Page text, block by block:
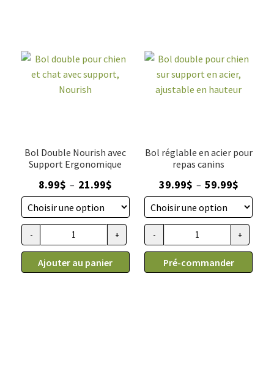
Bol Double Nourish avec
Support Ergonomique
8.99$ – 21.99$
de
prix :
8.99$
à
21.99$
quantité
de
Bol
- +
Ajouter au panier
Bol réglable en acier pour
repas canins
39.99$ – 59.99$Plage
de
prix :
39.99$
à
quantité
de
Bol
- +
Pré-commander